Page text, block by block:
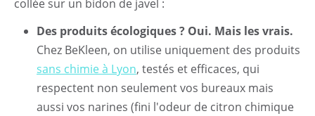
collée sur un bidon de javel :
Des produits écologiques ? Oui. Mais les vrais.
Chez BeKleen, on utilise uniquement des produits
sans chimie à Lyon, testés et efficaces, qui
respectent non seulement vos bureaux mais
aussi vos narines (fini l'odeur de citron chimique